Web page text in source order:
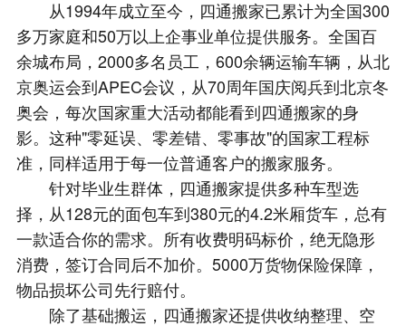
从1994年成立至今，四通搬家已累计为全国300
多万家庭和50万以上企事业单位提供服务。全国百
余城布局，2000多名员工，600余辆运输车辆，从北
京奥运会到APEC会议，从70周年国庆阅兵到北京冬
奥会，每次国家重大活动都能看到四通搬家的身
影。这种"零延误、零差错、零事故"的国家工程标
准，同样适用于每一位普通客户的搬家服务。
针对毕业生群体，四通搬家提供多种车型选
择，从128元的面包车到380元的4.2米厢货车，总有
一款适合你的需求。所有收费明码标价，绝无隐形
消费，签订合同后不加价。5000万货物保险保障，
物品损坏公司先行赔付。
除了基础搬运，四通搬家还提供收纳整理、空